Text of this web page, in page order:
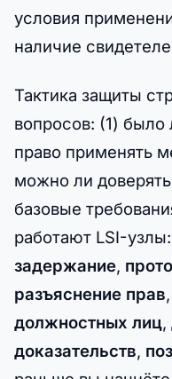
условия
наличие
Тактика защиты
вопросов: (1) было
право применять
можно ли
базовые
работают LSI-узлы:
задержание,
разъяснение прав,
должностных лиц,
доказательств,